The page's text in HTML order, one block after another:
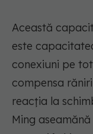
Această
este
conexiuni pe
compensa
reacția la
Ming